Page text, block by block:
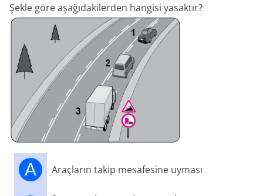
Şekle göre aşağıdakilerden hangisi yasaktır?
A Araçların takip mesafesine uyması